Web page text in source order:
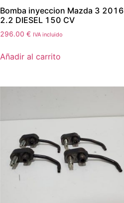
Bomba inyeccion Mazda 3 2016
2.2 DIESEL 150 CV
296.00€ IVA incluido
Añadir al carrito